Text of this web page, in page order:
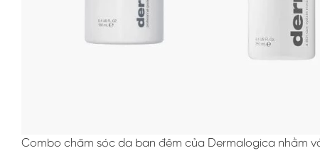
Combo chăm sóc da ban đêm của Dermalogica nhằm